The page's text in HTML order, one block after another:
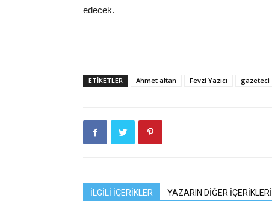
edecek.
ETIKETLER Ahmet altan Fevzi Yazıcı gazeteci
İLGİLİ İÇERİKLER YAZARIN DİĞER İÇERİKLERİ